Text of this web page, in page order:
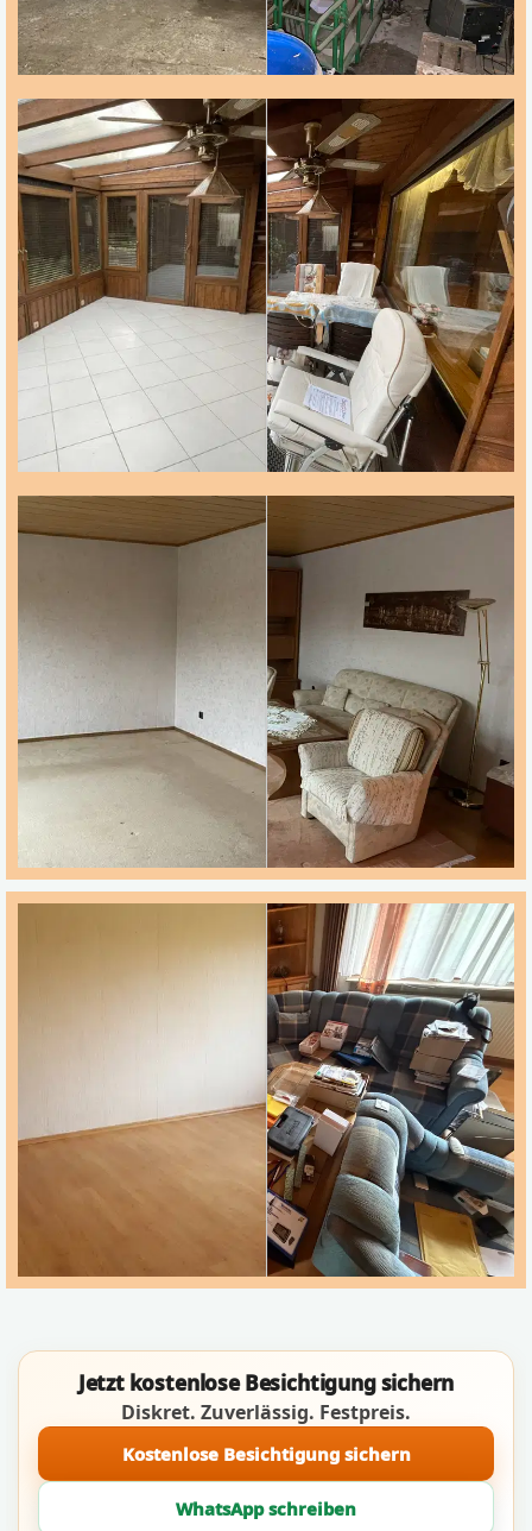
Jetzt kostenlose Besichtigung sichern
Diskret. Zuverlässig. Festpreis.
Kostenlose Besichtigung sichern
WhatsApp schreiben